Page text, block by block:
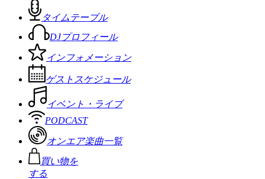
タイムテーブル
DJプロフィール
インフォメーション
ゲストスケジュール
イベント・ライブ
PODCAST
オンエア楽曲一覧
買い物を
する